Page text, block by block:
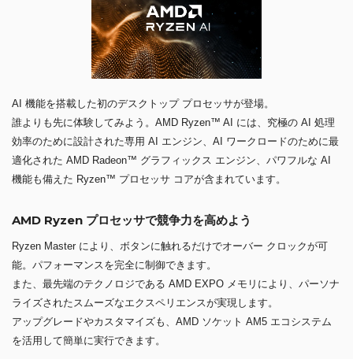
AI 機能を搭載した初のデスクトップ プロセッサが登場。
誰よりも先に体験してみよう。AMD Ryzen™ AI には、究極の AI 処理
効率のために設計された専用 AI エンジン、AI ワークロードのために最
適化された AMD Radeon™ グラフィックス エンジン、パワフルな AI
機能も備えた Ryzen™ プロセッサ コアが含まれています。
AMD Ryzen プロセッサで競争力を高めよう
Ryzen Master により、ボタンに触れるだけでオーバー クロックが可
能。パフォーマンスを完全に制御できます。
また、最先端のテクノロジである AMD EXPO メモリにより、パーソナ
ライズされたスムーズなエクスペリエンスが実現します。
アップグレードやカスタマイズも、AMD ソケット AM5 エコシステム
を活用して簡単に実行できます。